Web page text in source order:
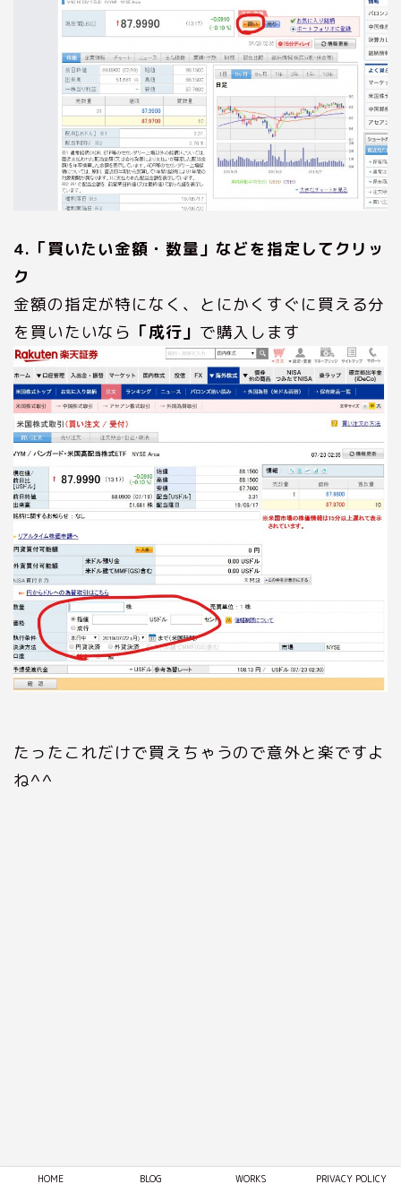
4.「買いたい金額・数量」などを指定してクリッ
ク
金額の指定が特になく、とにかくすぐに買える分
を買いたいなら 「成行」 で購入します
たったこれだけで買えちゃうので意外と楽ですよ
ね^^
HOME BLOG WORKS PRIVACY POLICY